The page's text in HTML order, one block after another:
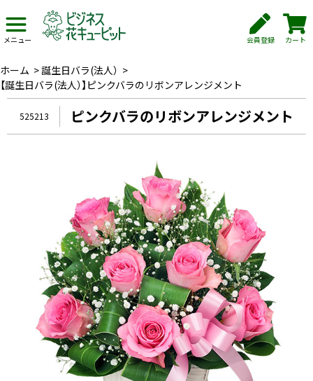
メニュー 会員登録 カート
ホーム >誕生日バラ(法人） >
【誕生日バラ(法人）】ピンクバラのリボンアレンジメント
525213 ピンクバラのリボンアレンジメント